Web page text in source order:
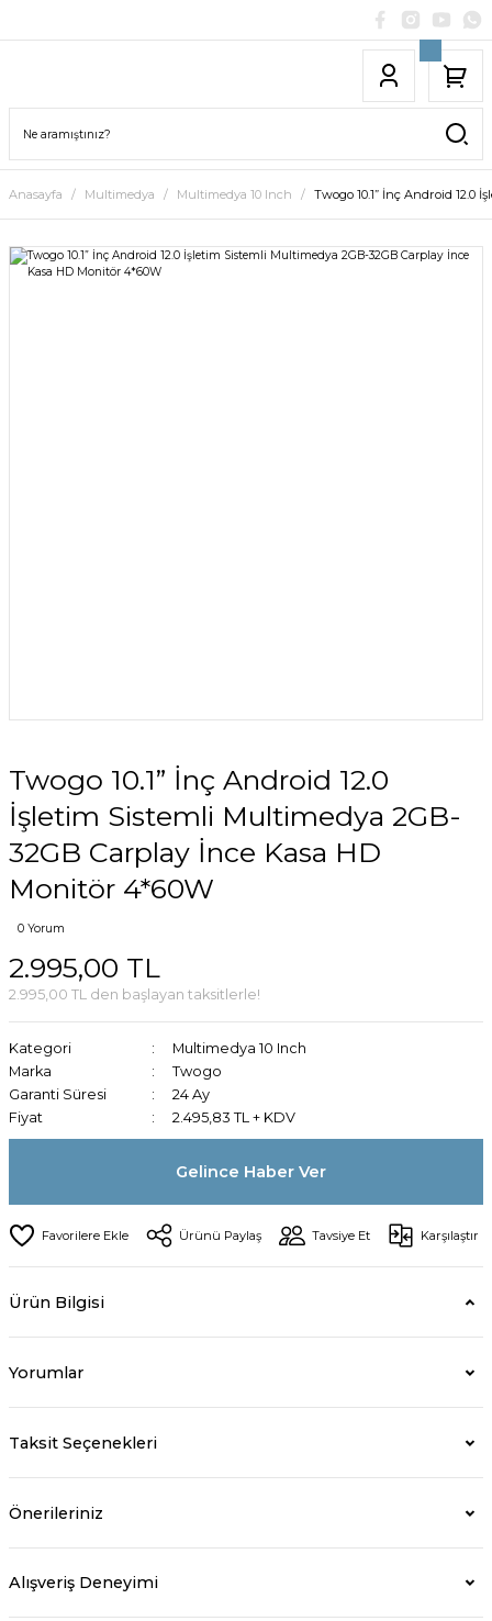
Anasayfa Multimedya Multimedya 10 Inch Twogo 10.1” İnç Android 12.0
Twogo 10.1” İnç Android 12.0
İşletim Sistemli Multimedya 2GB-
32GB Carplay İnce Kasa HD
Monitör 4*60W
0 Yorum
2.995,00 TL
2.995,00 TL den başlayan taksitlerle!
Kategori
Multimedya 10 Inch
Marka
Twogo
Garanti Süresi
24 Ay
Fiyat
2.495,83 TL + KDV
Gelince Haber Ver
Ürünü Paylaş Tavsiye Et Karşılaştır
Ürün Bilgisi
Yorumlar
Taksit Seçenekleri
Önerileriniz
Alışveriş Deneyimi